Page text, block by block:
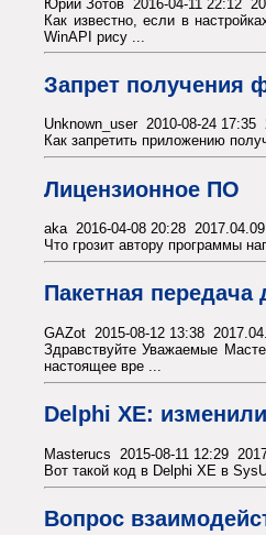
Юрий Зотов 2016-04-11 22:12
Как известно, если в
WinAPI рису ...
Запрет получения
Unknown_user 2010-08-24 17:35
Как запретить приложению
Лицензионное ПО
aka 2016-04-08 20:28 2017.04.09
Что грозит автору программы
Пакетная передача
GAZot 2015-08-12 13:38
Здравствуйте Уважаемые
настоящее вре ...
Delphi XE:
Masterucs 2015-08-11 12:29
Вот такой код в Delphi XE в
Вопрос